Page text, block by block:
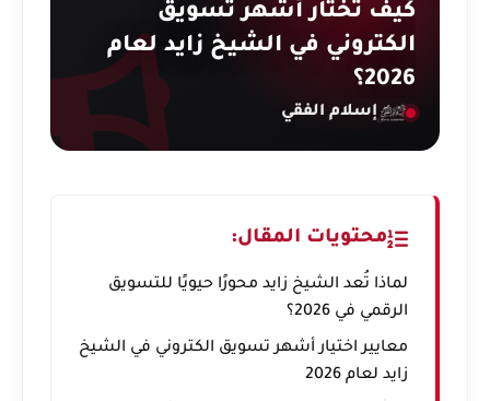
كيف تختار أشهر تسويق
الكتروني في الشيخ زايد لعام
2026؟
إسلام الفقي
محتويات المقال:
لماذا تُعد الشيخ زايد محورًا حيويًا للتسويق
الرقمي في 2026؟
معايير اختيار أشهر تسويق الكتروني في الشيخ
زايد لعام 2026